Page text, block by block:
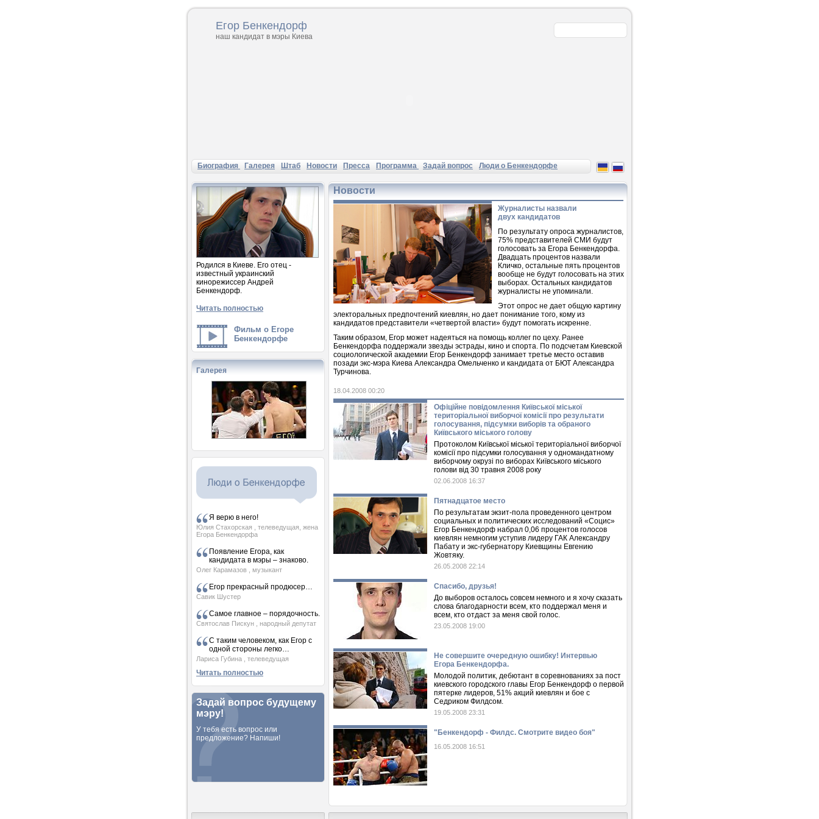
Егор Бенкендорф
наш кандидат в мэры Киева
Биография Галерея Штаб Новости Пресса Программа Задай вопрос Люди о Бенкендорфе
Родился в Киеве. Его отец -
известный украинский
кинорежиссер Андрей
Бенкендорф.
Читать полностью
Фильм о Егоре
Бенкендорфе
Галерея
Я верю в него!
Юлия Стахорская
, телеведущая, жена
Егора Бенкендорфа
Появление Егора, как
кандидата в мэры – знаково.
Олег Карамазов , музыкант
Егор прекрасный продюсер…
Савик Шустер
Самое главное – порядочность.
Святослав Пискун , народный депутат
С таким человеком, как Егор с
одной стороны легко…
Лариса Губина , телеведущая
Читать полностью
Задай вопрос будущему
мэру!
У тебя есть вопрос или
предложение? Напиши!
Новости
Журналисты назвали
двух кандидатов
По результату опроса журналистов,
75% представителей СМИ будут
голосовать за Егора Бенкендорфа.
Двадцать процентов назвали
Кличко, остальные пять процентов
вообще не будут голосовать на этих
выборах. Остальных кандидатов
журналисты не упоминали.
Этот опрос не дает общую картину
электоральных предпочтений киевлян, но дает понимание того, кому из
кандидатов представители «четвертой власти» будут помогать искренне.
Таким образом, Егор может надеяться на помощь коллег по цеху. Ранее
Бенкендорфа поддержали звезды эстрады, кино и спорта. По подсчетам Киевской
социологической академии Егор Бенкендорф занимает третье место оставив
позади экс-мэра Киева Александра Омельченко и кандидата от БЮТ Александра
Турчинова.
18.04.2008 00:20
Офіційне повідомлення Київської міської
територіальної виборчої комісії про результати
голосування, підсумки виборів та обраного
Київського міського голову
Протоколом Київської міської територіальної виборчої
комісії про підсумки голосування у одномандатному
виборчому окрузі по виборах Київського міського
голови від 30 травня 2008 року
02.06.2008 16:37
Пятнадцатое место
По результатам экзит-пола проведенного центром
социальных и политических исследований «Социс»
Егор Бенкендорф набрал 0,06 процентов голосов
киевлян немногим уступив лидеру ГАК Александру
Пабату и экс-губернатору Киевщины Евгению
Жовтяку.
26.05.2008 22:14
Спасибо, друзья!
До выборов осталось совсем немного и я хочу сказать
слова благодарности всем, кто поддержал меня и
всем, кто отдаст за меня свой голос.
23.05.2008 19:00
Не совершите очередную ошибку! Интервью
Егора Бенкендорфа.
Молодой политик, дебютант в соревнованиях за пост
киевского городского главы Егор Бенкендорф о первой
пятерке лидеров, 51% акций киевлян и бое с
Седриком Филдсом.
19.05.2008 23:31
"Бенкендорф - Филдс. Смотрите видео боя"
16.05.2008 16:51